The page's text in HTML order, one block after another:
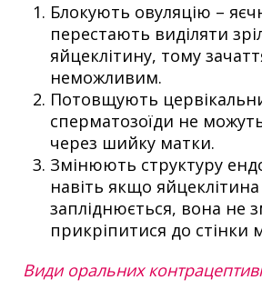
Блокують овуляцію –
перестають виділяти
яйцеклітину, тому
неможливим.
Потовщують
сперматозоїди не
через шийку матки.
Змінюють структуру
навіть якщо яйцеклітина
запліднюється, вона не
прикріпитися до стінки
Види оральних